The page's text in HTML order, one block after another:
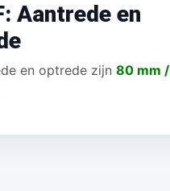
Aantrede en
en optrede zijn 80 mm /